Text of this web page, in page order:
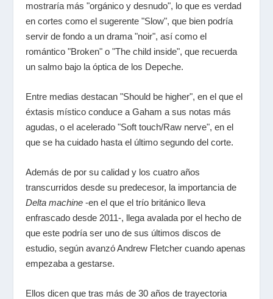
mostraría más "orgánico y desnudo", lo que es verdad
en cortes como el sugerente "Slow", que bien podría
servir de fondo a un drama "noir", así como el
romántico "Broken" o "The child inside", que recuerda
un salmo bajo la óptica de los Depeche.
Entre medias destacan "Should be higher", en el que el
éxtasis místico conduce a Gaham a sus notas más
agudas, o el acelerado "Soft touch/Raw nerve", en el
que se ha cuidado hasta el último segundo del corte.
Además de por su calidad y los cuatro años
transcurridos desde su predecesor, la importancia de
Delta machine -en el que el trío británico lleva
enfrascado desde 2011-, llega avalada por el hecho de
que este podría ser uno de sus últimos discos de
estudio, según avanzó Andrew Fletcher cuando apenas
empezaba a gestarse.
Ellos dicen que tras más de 30 años de trayectoria